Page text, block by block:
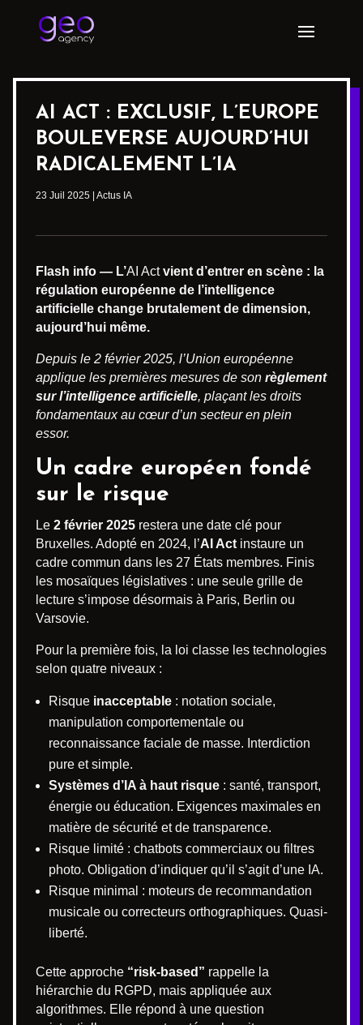
AI ACT : EXCLUSIF, L’EUROPE
BOULEVERSE AUJOURD’HUI
RADICALEMENT L’IA
23 Juil 2025 Actus IA
Flash info — L’AI Actvient d’entrer en scène : la
régulation européenne de l’intelligence
artificielle change brutalement de dimension,
aujourd’hui même.
Depuis le 2 février 2025, l’Union européenne
applique les premières mesures de son règlement
sur l’intelligence artificielle, plaçant les droits
fondamentaux au cœur d’un secteur en plein
essor.
Un cadre européen fondé
sur le risque
Le 2 février 2025 restera une date clé pour
Bruxelles. Adopté en 2024, l’AI Act instaure un
cadre commun dans les 27 États membres. Finis
les mosaïques législatives : une seule grille de
lecture s’impose désormais à Paris, Berlin ou
Varsovie.
Pour la première fois, la loi classe les technologies
selon quatre niveaux :
Risque inacceptable : notation sociale,
manipulation comportementale ou
reconnaissance faciale de masse. Interdiction
pure et simple.
Systèmes d’IA à haut risque : santé, transport,
énergie ou éducation. Exigences maximales en
matière de sécurité et de transparence.
Risque limité : chatbots commerciaux ou filtres
photo. Obligation d’indiquer qu’il s’agit d’une IA.
Risque minimal : moteurs de recommandation
musicale ou correcteurs orthographiques. Quasi-
liberté.
Cette approche “risk-based” rappelle la
hiérarchie du RGPD, mais appliquée aux
algorithmes. Elle répond à une question